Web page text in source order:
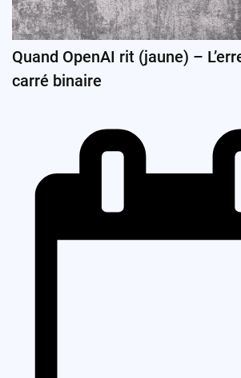
Quand OpenAI rit (jaune) –
carré binaire